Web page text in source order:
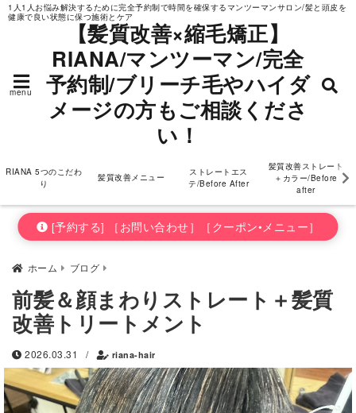
1人1人お悩み解決するために完全予約制で時間を確保するマンツーマンサロン/髪と頭皮を
健康で良い状態に保つ施術とケア
menu
【髪質改善×縮毛矯正】
RIANA/マンツーマン/完全
予約制/ブリーチ毛やハイダ
メージの方もご相談くださ
い！
RIANA 5つのこだわ
り
髪質改善メニュー
ストレートエス
テ/Before After
髪質改善ストレート
＋カラー/Before
after
[予約する] ［お問い合わせ］［クーポン•メニュー］
ホーム ブログ
前髪＆顔まわりストレート＋髪質
改善トリートメント
2026.03.31 / riana-hair
ダメージの方もご相
談ください！